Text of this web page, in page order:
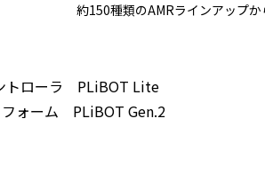
約150種類のAMRラインアップ
トローラ PLiBOT Lite
ォーム PLiBOT Gen.2